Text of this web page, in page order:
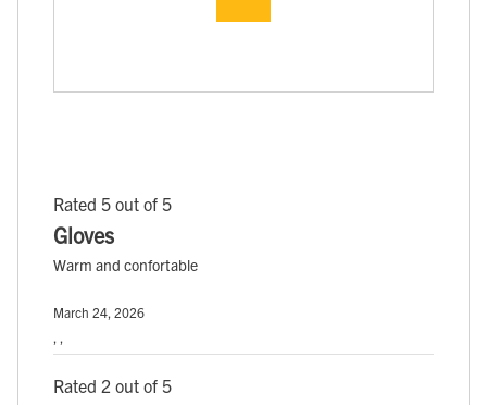
Rated 5 out of 5
Gloves
Warm and confortable
March 24, 2026
, ,
Rated 2 out of 5